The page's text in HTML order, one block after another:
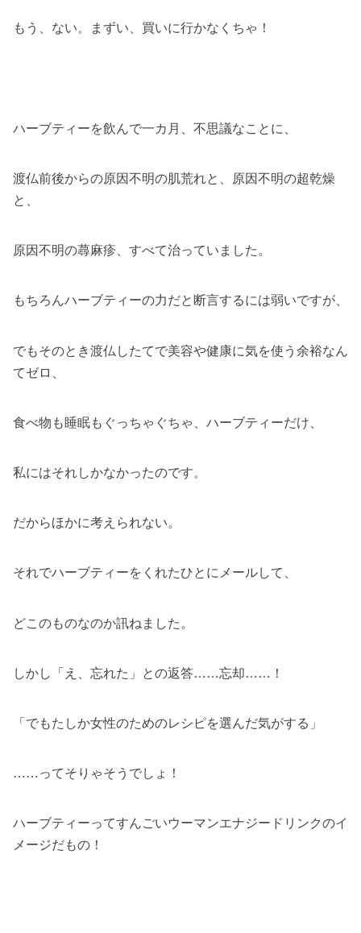
もう、ない。まずい、買いに行かなくちゃ！
ハーブティーを飲んで一カ月、不思議なことに、
渡仏前後からの原因不明の肌荒れと、原因不明の超乾燥
と、
原因不明の蕁麻疹、すべて治っていました。
もちろんハーブティーの力だと断言するには弱いですが、
でもそのとき渡仏したてで美容や健康に気を使う余裕なん
てゼロ、
食べ物も睡眠もぐっちゃぐちゃ、ハーブティーだけ、
私にはそれしかなかったのです。
だからほかに考えられない。
それでハーブティーをくれたひとにメールして、
どこのものなのか訊ねました。
しかし「え、忘れた」との返答……忘却……！
「でもたしか女性のためのレシピを選んだ気がする」
……ってそりゃそうでしょ！
ハーブティーってすんごいウーマンエナジードリンクのイ
メージだもの！